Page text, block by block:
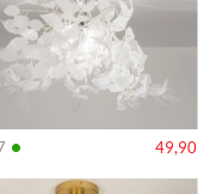
• 49,90